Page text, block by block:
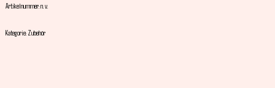
Artikelnummer:n. v.
Kategorie: Zubehör